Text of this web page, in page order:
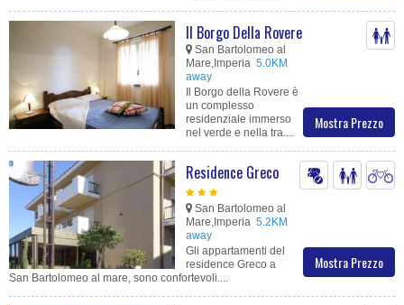
Mostra Prezzo
Il Borgo Della Rovere
San Bartolomeo al
Mare,Imperia 5.0KM
away
Il Borgo della Rovere è
un complesso
residenziale immerso
nel verde e nella tra....
Mostra Prezzo
Residence Greco
San Bartolomeo al
Mare,Imperia 5.2KM
away
Gli appartamenti del
residence Greco a
San Bartolomeo al mare, sono confortevoli....